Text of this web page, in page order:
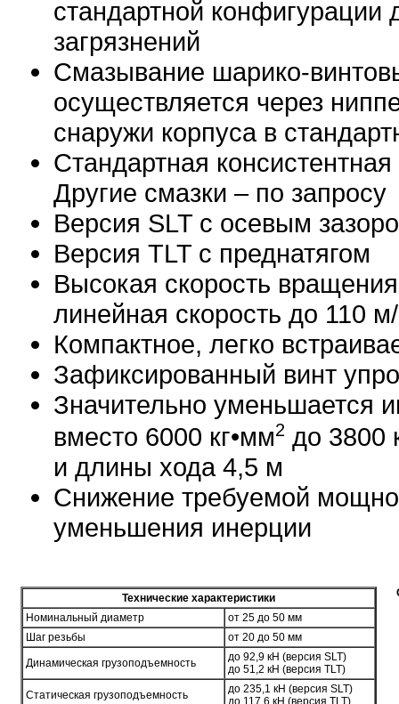
стандартной
загрязнений
Смазывание шарико-
осуществляется через
снаружи корпуса в
Стандартная
Другие смазки – по запросу
Версия SLT с осевым
Версия TLT с преднатягом
Высокая скорость
линейная скорость до 110
Компактное, легко
Зафиксированный винт
Значительно уменьшается
вместо 6000 кг•мм2 до 3800
и длины хода 4,5 м
Снижение требуемой
уменьшения инерции
Технические характеристики
Номинальный диаметр
от 25 до 50 мм
Шаг резьбы
от 20 до 50 мм
Динамическая грузоподъемность
до 92,9 кН (версия SLT)
до 51,2 кН (версия TLT)
Статическая грузоподъемность
до 235,1 кН (версия SLT)
до 117,6 кН (версия TLT)